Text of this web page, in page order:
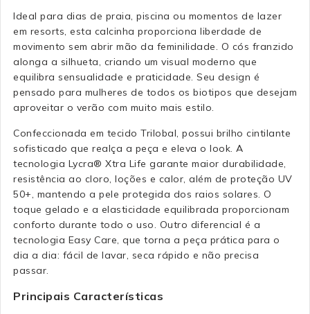
Ideal para dias de praia, piscina ou momentos de lazer
em resorts, esta calcinha proporciona liberdade de
movimento sem abrir mão da feminilidade. O cós franzido
alonga a silhueta, criando um visual moderno que
equilibra sensualidade e praticidade. Seu design é
pensado para mulheres de todos os biotipos que desejam
aproveitar o verão com muito mais estilo.
Confeccionada em tecido Trilobal, possui brilho cintilante
sofisticado que realça a peça e eleva o look. A
tecnologia Lycra® Xtra Life garante maior durabilidade,
resistência ao cloro, loções e calor, além de proteção UV
50+, mantendo a pele protegida dos raios solares. O
toque gelado e a elasticidade equilibrada proporcionam
conforto durante todo o uso. Outro diferencial é a
tecnologia Easy Care, que torna a peça prática para o
dia a dia: fácil de lavar, seca rápido e não precisa
passar.
Principais Características